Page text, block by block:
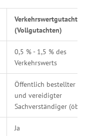
Verkehrswertgutachten
(Vollgutachten)
0,5 % - 1,5 % des
Verkehrswerts
Öffentlich bestellter
und vereidigter
Sachverständiger (öbV)
Ja